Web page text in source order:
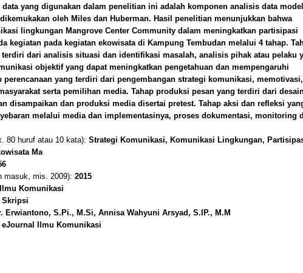
yang digunakan dalam penelitian ini adalah komponen analisis data model
oleh Miles dan Huberman. Hasil penelitian menunjukkan bahwa
lingkungan Mangrove Center Community dalam meningkatkan partisipasi
kegiatan pada kegiatan ekowisata di Kampung Tembudan melalui 4 tahap.
dari analisis situasi dan identifikasi masalah, analisis pihak atau pelaku
objektif yang dapat meningkatkan pengetahuan dan mempengaruhi
perencanaan yang terdiri dari pengembangan strategi komunikasi,
serta pemilihan media. Tahap produksi pesan yang terdiri dari
disampaikan dan produksi media disertai pretest. Tahap aksi dan refleksi
melalui media dan implementasinya, proses dokumentasi, monitoring
80 huruf atau 10 kata): Strategi Komunikasi, Komunikasi Lingkungan,
Ma
masuk, mis. 2009): 2015
Ilmu Komunikasi
Skripsi
Erwiantono, S.Pi., M.Si, Annisa Wahyuni Arsyad, S.IP., M.M
eJournal Ilmu Komunikasi